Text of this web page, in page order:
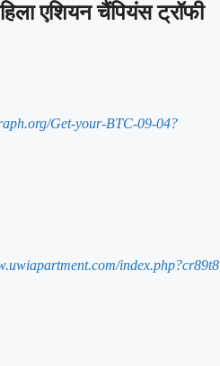
एशियन चैंपियंस ट्रॉफी
Get-your-BTC-09-04?
index.php?cr89t8